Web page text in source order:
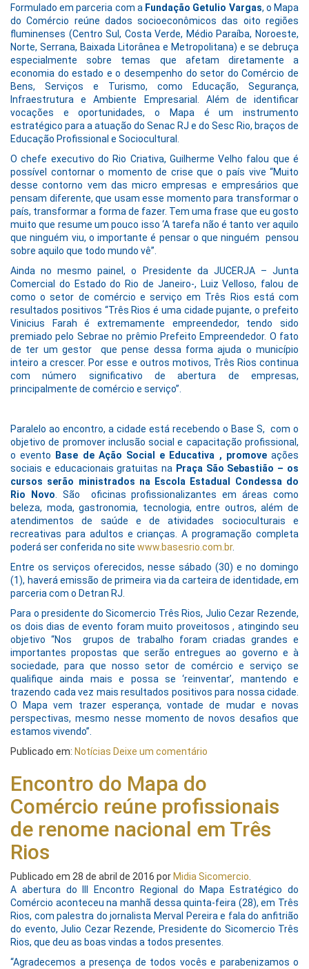
Formulado em parceria com a Fundação Getulio Vargas, o Mapa
do Comércio reúne dados socioeconômicos das oito regiões
fluminenses (Centro Sul, Costa Verde, Médio Paraíba, Noroeste,
Norte, Serrana, Baixada Litorânea e Metropolitana) e se debruça
especialmente sobre temas que afetam diretamente a
economia do estado e o desempenho do setor do Comércio de
Bens, Serviços e Turismo, como Educação, Segurança,
Infraestrutura e Ambiente Empresarial. Além de identificar
vocações e oportunidades, o Mapa é um instrumento
estratégico para a atuação do Senac RJ e do Sesc Rio, braços de
Educação Profissional e Sociocultural.
O chefe executivo do Rio Criativa, Guilherme Velho falou que é
possível contornar o momento de crise que o país vive “Muito
desse contorno vem das micro empresas e empresários que
pensam diferente, que usam esse momento para transformar o
país, transformar a forma de fazer. Tem uma frase que eu gosto
muito que resume um pouco isso ‘A tarefa não é tanto ver aquilo
que ninguém viu, o importante é pensar o que ninguém pensou
sobre aquilo que todo mundo vê”.
Ainda no mesmo painel, o Presidente da JUCERJA – Junta
Comercial do Estado do Rio de Janeiro-, Luiz Velloso, falou de
como o setor de comércio e serviço em Três Rios está com
resultados positivos “Três Rios é uma cidade pujante, o prefeito
Vinicius Farah é extremamente empreendedor, tendo sido
premiado pelo Sebrae no prêmio Prefeito Empreendedor. O fato
de ter um gestor que pense dessa forma ajuda o município
inteiro a crescer. Por esse e outros motivos, Três Rios continua
com número significativo de abertura de empresas,
principalmente de comércio e serviço”.
Paralelo ao encontro, a cidade está recebendo o Base S, com o
objetivo de promover inclusão social e capacitação profissional,
o evento
Base de Ação Social e Educativa , promoveações
sociais e educacionais gratuitas na Praça São Sebastião – os
cursos serão ministrados na
Escola Estadual Condessa do
Rio Novo . São oficinas profissionalizantes em áreas como
beleza, moda, gastronomia, tecnologia, entre outros, além de
atendimentos de saúde e de atividades socioculturais e
recreativas para adultos e crianças. A programação completa
poderá ser conferida no site www.basesrio.com.br.
Entre os serviços oferecidos, nesse sábado (30) e no domingo
(1), haverá emissão de primeira via da carteira de identidade, em
parceria com o Detran RJ.
Para o presidente do Sicomercio Três Rios, Julio Cezar Rezende,
os dois dias de evento foram muito proveitosos , atingindo seu
objetivo “Nos grupos de trabalho foram criadas grandes e
importantes propostas que serão entregues ao governo e à
sociedade, para que nosso setor de comércio e serviço se
qualifique ainda mais e possa se ‘reinventar’, mantendo e
trazendo cada vez mais resultados positivos para nossa cidade.
O Mapa vem trazer esperança, vontade de mudar e novas
perspectivas, mesmo nesse momento de novos desafios que
estamos vivendo”.
Publicado em: Notícias Deixe um comentário
Encontro do Mapa do
Comércio reúne profissionais
de renome nacional em Três
Rios
Publicado em 28 de abril de 2016 por Midia Sicomercio
A abertura do III Encontro Regional do Mapa Estratégico do
Comércio aconteceu na manhã dessa quinta-feira (28), em Três
Rios, com palestra do jornalista Merval Pereira e fala do anfitrião
do evento, Julio Cezar Rezende, Presidente do Sicomercio Três
Rios, que deu as boas vindas a todos presentes.
“Agradecemos a presença de todos vocês e parabenizamos o